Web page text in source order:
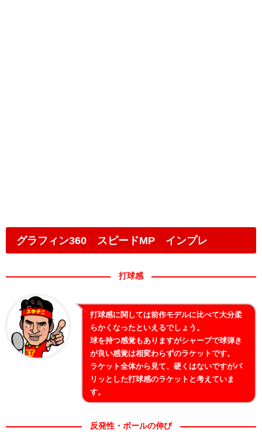
グラフィン360 スピードMP インプレ
打球感
打球感に関しては前作モデルに比べて大分柔
らかくなったといえるでしょう。
球を持つ感覚もありますがシャープで球弾き
が良い感覚は相変わらずのラケットです。
ラケット全体から見て、硬くはないですがパ
リッとした打球感のラケットと考えていま
す。
反発性・ボールの伸び